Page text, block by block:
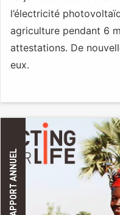
l’électricité
agriculture pendant 6
attestations. De
eux.
RAPPORT ANNUEL